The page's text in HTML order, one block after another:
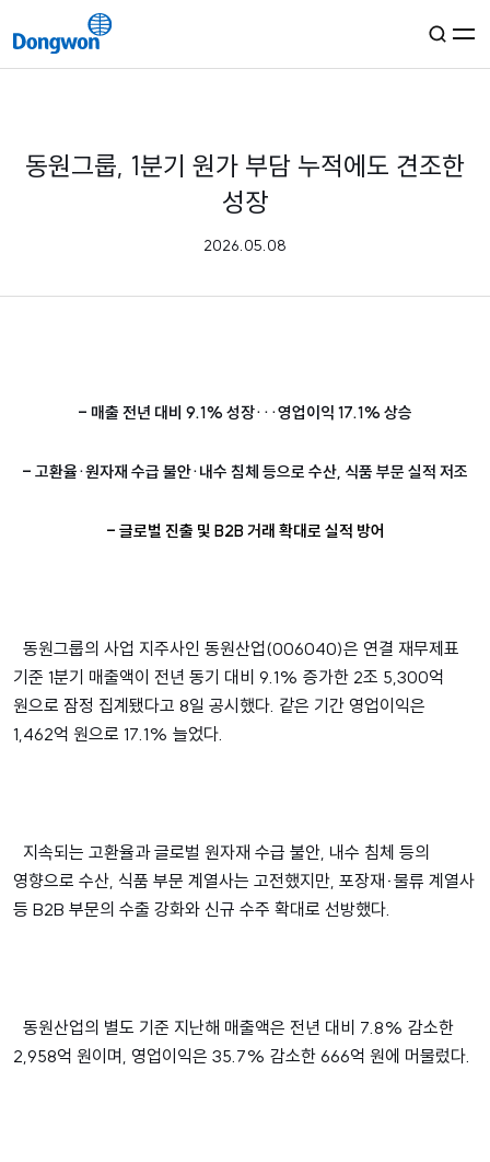
EN
그룹소개
해양·물류
동원로엑스냉장투
BIDC
동원건설산업
동원기술투자
S.C.A SA
미디어
정도경영
투자정보
기업 문화
채용 사이트
KR
EN
동원그룹, 1분기 원가 부담 누적에도 견조한
성장
2026.05.08
- 매출 전년 대비 9.1% 성장···영업이익 17.1% 상승
- 고환율·원자재 수급 불안·내수 침체 등으로 수산, 식품 부문 실적 저조
- 글로벌 진출 및 B2B 거래 확대로 실적 방어
동원그룹의 사업 지주사인 동원산업(006040)은 연결 재무제표
기준 1분기 매출액이 전년 동기 대비 9.1% 증가한 2조 5,300억
원으로 잠정 집계됐다고 8일 공시했다. 같은 기간 영업이익은
1,462억 원으로 17.1% 늘었다.
지속되는 고환율과 글로벌 원자재 수급 불안, 내수 침체 등의
영향으로 수산, 식품 부문 계열사는 고전했지만, 포장재·물류 계열사
등 B2B 부문의 수출 강화와 신규 수주 확대로 선방했다.
동원산업의 별도 기준 지난해 매출액은 전년 대비 7.8% 감소한
2,958억 원이며, 영업이익은 35.7% 감소한 666억 원에 머물렀다.